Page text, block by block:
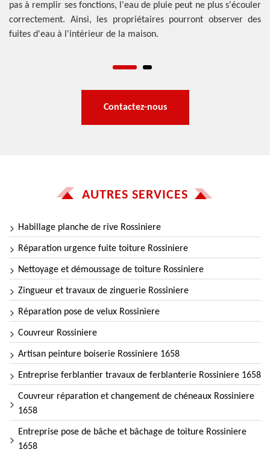
pas à remplir ses fonctions, l'eau de pluie peut ne plus s'écouler
correctement. Ainsi, les propriétaires pourront observer des
fuites d'eau à l'intérieur de la maison.
Contactez-nous
AUTRES SERVICES
Habillage planche de rive Rossiniere
Réparation urgence fuite toiture Rossiniere
Nettoyage et démoussage de toiture Rossiniere
Zingueur et travaux de zinguerie Rossiniere
Réparation pose de velux Rossiniere
Couvreur Rossiniere
Artisan peinture boiserie Rossiniere 1658
Entreprise ferblantier travaux de ferblanterie Rossiniere 1658
Couvreur réparation et changement de chéneaux Rossiniere
1658
Entreprise pose de bâche et bâchage de toiture Rossiniere
1658